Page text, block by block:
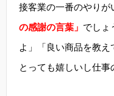
接客業の一番のやりが
の感謝の言葉」 でしょ
よ」「良い商品を教え
とっても嬉しいし仕事